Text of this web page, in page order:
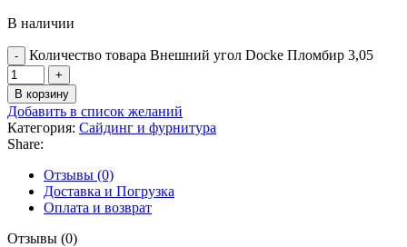
В наличии
Количество товара Внешний угол Docke Пломбир 3,05
В корзину
Добавить в список желаний
Категория: Сайдинг и фурнитура
Share:
Отзывы (0)
Доставка и Погрузка
Оплата и возврат
Отзывы (0)